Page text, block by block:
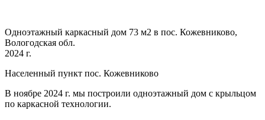
Одноэтажный каркасный дом 73 м2 в пос. Кожевниково,
Вологодская обл.
2024 г.
Населенный пункт пос. Кожевниково
В ноябре 2024 г. мы построили одноэтажный дом с крыльцом
по каркасной технологии.